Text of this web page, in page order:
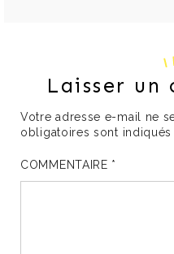
Laisser un
Votre adresse e-mail ne
obligatoires sont indiqués
COMMENTAIRE *